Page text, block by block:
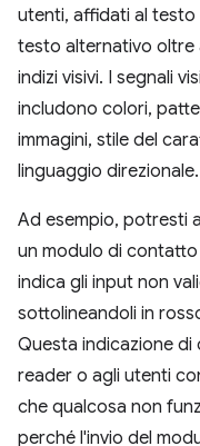
utenti, affidati al testo
testo alternativo oltre
indizi visivi. I segnali
includono colori,
immagini, stile del
linguaggio direzionale.
Ad esempio, potresti
un modulo di
indica gli input non
sottolineandoli in
Questa indicazione di
reader o agli utenti
che qualcosa non
perché l'invio del